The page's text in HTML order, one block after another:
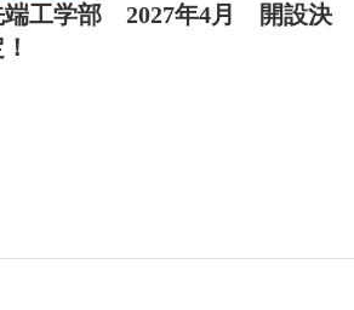
端工学部 2027年4月 開設決